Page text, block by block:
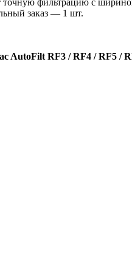
заказ — 1 шт.
AutoFilt RF3 / RF4 / RF5 /